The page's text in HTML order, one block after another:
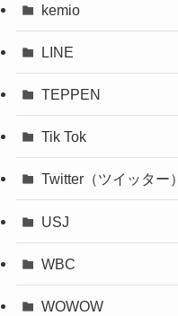
kemio
LINE
TEPPEN
Tik Tok
Twitter（ツイッター）
USJ
WBC
WOWOW